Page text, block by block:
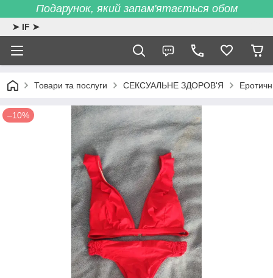
Подарунок, який запам'ятається обом
➤ IF ➤
Товари та послуги СЕКСУАЛЬНЕ ЗДОРОВ'Я
–10%